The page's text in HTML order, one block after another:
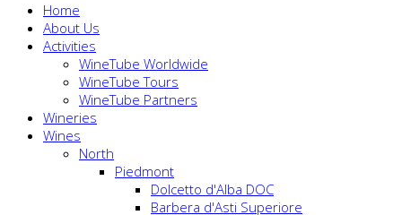
Home
About Us
Activities
WineTube Worldwide
WineTube Tours
WineTube Partners
Wineries
Wines
North
Piedmont
Dolcetto d'Alba DOC
Barbera d'Asti Superiore